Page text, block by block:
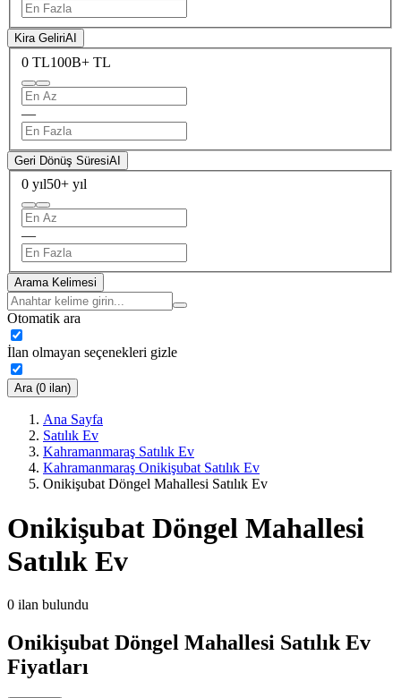
Kira GeliriAI
0 TL100B+ TL
—
Geri Dönüş SüresiAI
0 yıl50+ yıl
—
Arama Kelimesi
Otomatik ara
İlan olmayan seçenekleri gizle
Ara (0 ilan)
Ana Sayfa
Satılık Ev
Kahramanmaraş Satılık Ev
Kahramanmaraş Onikişubat Satılık Ev
Onikişubat Döngel Mahallesi Satılık Ev
Onikişubat Döngel Mahallesi
Satılık Ev
0 ilan bulundu
Onikişubat Döngel Mahallesi Satılık Ev
Fiyatları